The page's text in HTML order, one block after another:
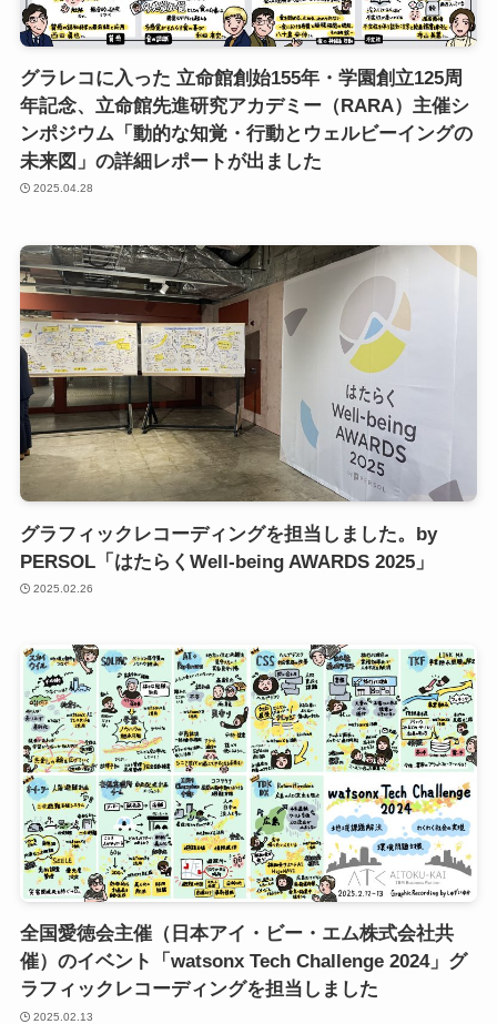
グラレコに入った 立命館創始155年・学園創立125周
年記念、立命館先進研究アカデミー（RARA）主催シ
ンポジウム「動的な知覚・行動とウェルビーイングの
未来図」の詳細レポートが出ました
2025.04.28
グラフィックレコーディングを担当しました。by
PERSOL「はたらくWell-being AWARDS 2025」
2025.02.26
全国愛徳会主催（日本アイ・ビー・エム株式会社共
催）のイベント「watsonx Tech Challenge 2024」グ
ラフィックレコーディングを担当しました
2025.02.13